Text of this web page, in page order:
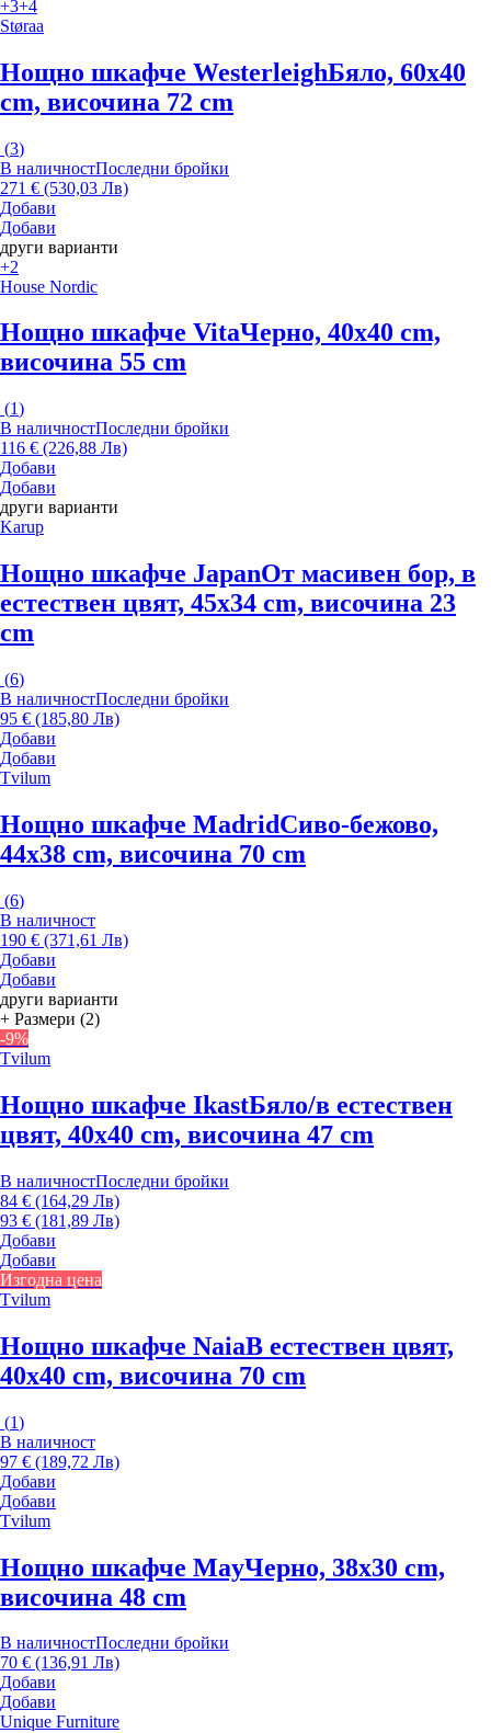
+3+4
Støraa
Нощно шкафче WesterleighБяло, 60x40
cm, височина 72 cm
(3)
В наличностПоследни бройки
271 € (530,03 Лв)
Добави
Добави
други варианти
+2
House Nordic
Нощно шкафче VitaЧерно, 40x40 cm,
височина 55 cm
(1)
В наличностПоследни бройки
116 € (226,88 Лв)
Добави
Добави
други варианти
Karup
Нощно шкафче JapanОт масивен бор, в
естествен цвят, 45x34 cm, височина 23
cm
(6)
В наличностПоследни бройки
95 € (185,80 Лв)
Добави
Добави
Tvilum
Нощно шкафче MadridСиво-бежово,
44x38 cm, височина 70 cm
(6)
В наличност
190 € (371,61 Лв)
Добави
Добави
други варианти
+ Размери (2)
-9%
Tvilum
Нощно шкафче IkastБяло/в естествен
цвят, 40x40 cm, височина 47 cm
В наличностПоследни бройки
84 € (164,29 Лв)
93 € (181,89 Лв)
Добави
Добави
Изгодна цена
Tvilum
Нощно шкафче NaiaВ естествен цвят,
40x40 cm, височина 70 cm
(1)
В наличност
97 € (189,72 Лв)
Добави
Добави
Tvilum
Нощно шкафче MayЧерно, 38x30 cm,
височина 48 cm
В наличностПоследни бройки
70 € (136,91 Лв)
Добави
Добави
Unique Furniture